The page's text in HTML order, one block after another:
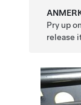
Pry up
release